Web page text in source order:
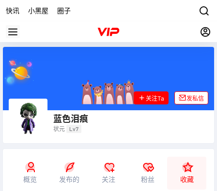
快讯 小黑屋 圈子
蓝色泪痕
状元 Lv7
关注Ta 发私信
概览 发布的 关注 粉丝 收藏